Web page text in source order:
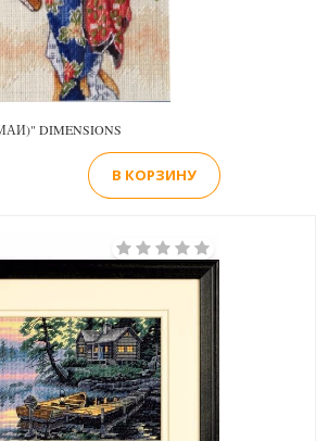
DIMENSIONS
В КОРЗИНУ